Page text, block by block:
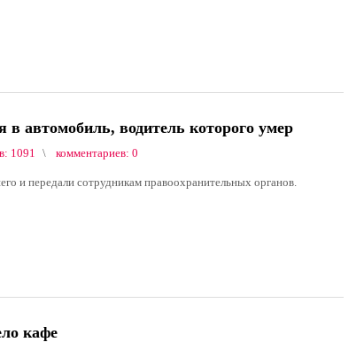
в автомобиль, водитель которого умер
1091 комментариев: 0
и передали сотрудникам правоохранительных органов.
кафе